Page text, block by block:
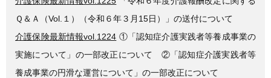
Ｑ＆Ａ（Vol.１）（令和６年３月15日）」の送付について
介護保険最新情報vol.1224 ①「認知症介護実践者等養成事業の
実施について」の一部改正について ②「認知症介護実践者等
養成事業の円滑な運営について」の一部改正について